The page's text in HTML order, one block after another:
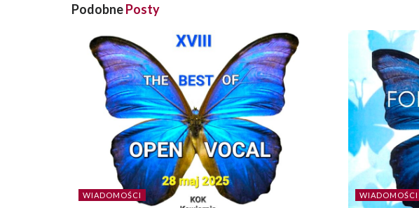
PodobnePosty
WIADOMOŚCI WIADOMOŚCI